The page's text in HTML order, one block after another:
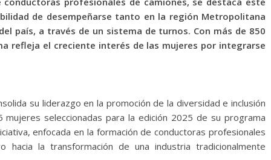
de desempeñarse tanto en la región Metropolitana
país, a través de un sistema de turnos. Con más de 850
refleja el creciente interés de las mujeres por integrarse
su liderazgo en la promoción de la diversidad e inclusión
seleccionadas para la edición 2025 de su programa
enfocada en la formación de conductoras profesionales
hacia la transformación de una industria tradicionalmente